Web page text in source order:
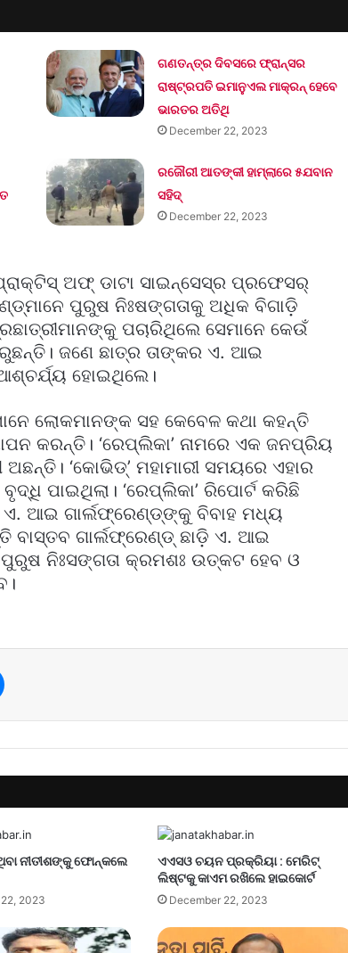
ଗଣତନ୍ତ୍ର ଦିବସରେ ଫ୍ରାନ୍ସର
ରାଷ୍ଟ୍ରପତି ଇମାନୁଏଲ ମାକ୍ରନ୍‌ ହେବେ
ଭାରତର ଅତିଥି
December 22, 2023
ରଜୌରୀ ଆତଙ୍କୀ ହାମ୍‌ଲାରେ ୫ଯବାନ
ସହିଦ୍
December 22, 2023
ଅଫ୍‌ ଡାଟା ସାଇନ୍‌ସେସ୍‌ର ପ୍ରଫେସର୍‌
ପୁରୁଷ ନିଃଷଙ୍ଗତାକୁ ଅଧିକ ବିଗାଡ଼ି
ପଚାରିଥିଲେ ସେମାନେ କେଉଁ
ଜଣେ ଛାତ୍ର ତାଙ୍କର ଏ. ଆଇ
ହୋଇଥିଲେ।
ଲୋକମାନଙ୍କ ସହ କେବେଳ କଥା କହନ୍ତି
କରନ୍ତି। ‘ରେପ୍ଲିକା’ ନାମରେ ଏକ ଜନପ୍ରିୟ
‘କୋଭିଡ୍‌’ ମହାମାରୀ ସମୟରେ ଏହାର
ପାଇଥିଲା। ‘ରେପ୍ଲିକା’ ରିପୋର୍ଟ କରିଛି
ଏ. ଆଇ ଗାର୍ଲଫ୍ରେଣ୍ଡ୍‌ଙ୍କୁ ବିବାହ ମଧ୍ୟ
ବାସ୍ତବ ଗାର୍ଲଫ୍ରେଣ୍ଡ୍‌ ଛାଡ଼ି ଏ. ଆଇ
ନିଃସଙ୍ଗତା କ୍ରମଶଃ ଉତ୍କଟ ହେବ ଓ
ନୀତୀଶଙ୍କୁ ଫୋନ୍‌କଲେ
2023
ଏଏସଓ ଚୟନ ପ୍ରକ୍ରିୟା : ମେରିଟ୍
ଲିଷ୍ଟକୁ କାଏମ ରଖିଲେ ହାଇକୋର୍ଟ
December 22, 2023